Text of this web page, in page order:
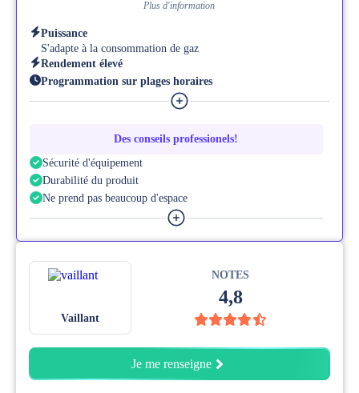
Puissance
S'adapte à la consommation de gaz
Rendement élevé
Programmation sur plages horaires
Contrôles intelligents
Des conseils professionels!
Sécurité d'équipement
Durabilité du produit
Ne prend pas beaucoup d'espace
Facilité d'installation
Plus d'information
Vaillant
NOTES
4,8
Je me renseigne